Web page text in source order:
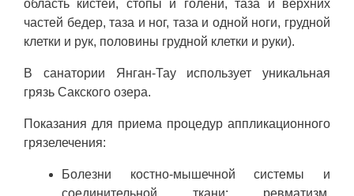
область кистей, стопы и голени, таза и верхних
частей бедер, таза и ног, таза и одной ноги, грудной
клетки и рук, половины грудной клетки и руки).
В санатории Янган-Тау использует уникальная
грязь Сакского озера.
Показания для приема процедур аппликационного
грязелечения:
Болезни костно-мышечной системы и
соединительной ткани: ревматизм,